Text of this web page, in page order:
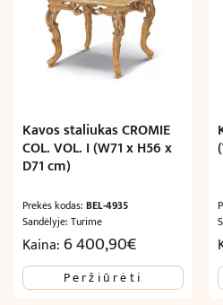
Kavos staliukas CROMIE
COL. VOL. I (W71 x H56 x
D71 cm)
Prekės kodas: BEL-4935
Sandėlyje: Turime
Kaina:6 400,90€
Peržiūrėti